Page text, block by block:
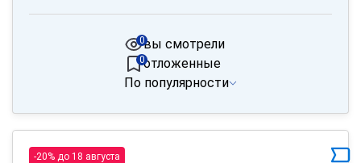
вы смотрели
0
отложенные
0
По популярности
-20% до 18 августа